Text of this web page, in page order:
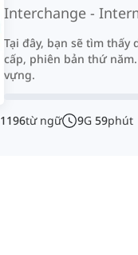
Interchange -
Tại đây, bạn sẽ tìm
cấp, phiên bản thứ
vựng.
1196từ ngữ 9G 59phút